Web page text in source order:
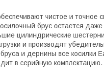
чистое и
брус остается
цилиндрические
и производят
и дернины все косилки
в серийную комплектацию.